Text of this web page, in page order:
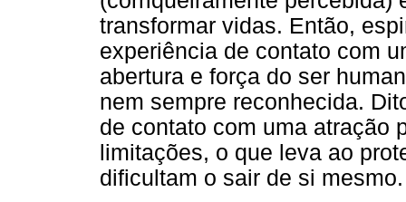
transformar vidas. Então,
experiência de contato com
abertura e força do ser
nem sempre reconhecida.
de contato com uma atração
limitações, o que leva ao
dificultam o sair de si mesmo.